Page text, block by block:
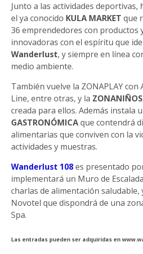
Junto a las actividades deportivas,
el ya conocido KULA MARKET que
36 emprendedores con productos
innovadoras con el espíritu que
Wanderlust, y siempre en línea
medio ambiente.
También vuelve la ZONAPLAY con
Line, entre otras, y la ZONANIÑOS
creada para ellos. Además instala
GASTRONÓMICAque contendrá
alimentarias que conviven con la
actividades y muestras.
Wanderlust 108es presentado
implementará un Muro de
charlas de alimentación
Novotel que dispondrá de una
Spa.
Las entradas pueden ser adquiridas en